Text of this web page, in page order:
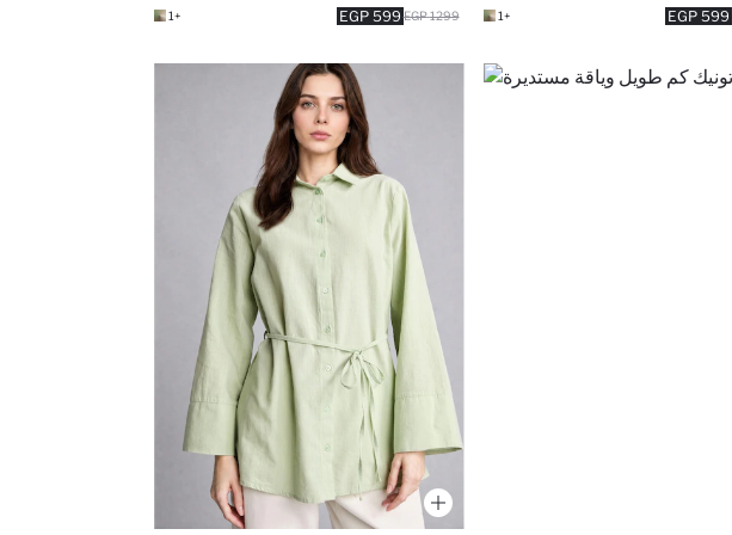
599 EGP
+1
599 EGP 1299 EGP
+1